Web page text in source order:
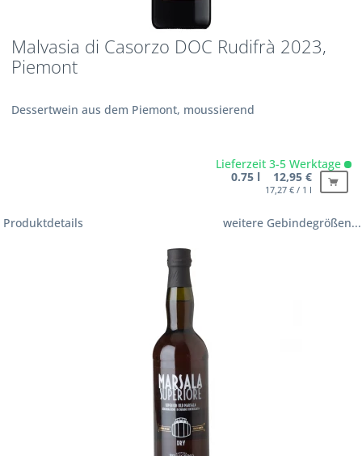
Malvasia di Casorzo DOC Rudifrà 2023,
Piemont
Dessertwein aus dem Piemont, moussierend
Lieferzeit 3-5 Werktage
0.75 l 12,95 €
17,27 € / 1 l
Produktdetails weitere Gebindegrößen...